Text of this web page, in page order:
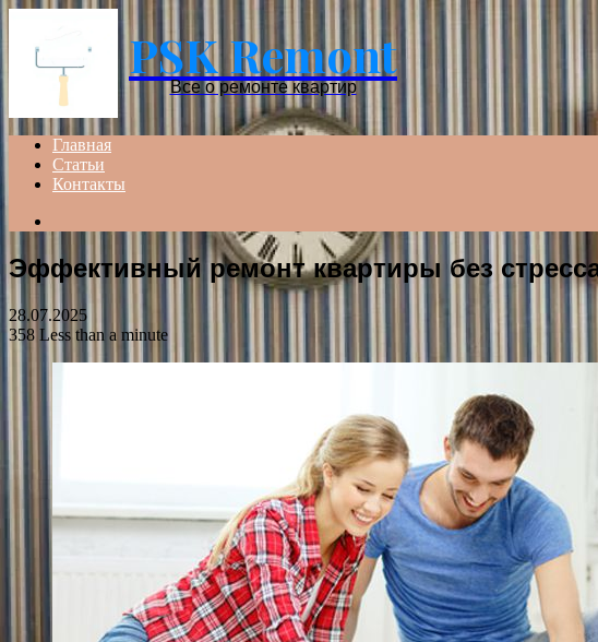
PSK Remont
Все о ремонте квартир
Главная
Статьи
Контакты
Эффективный ремонт квартиры без
28.07.2025
358 Less than a minute